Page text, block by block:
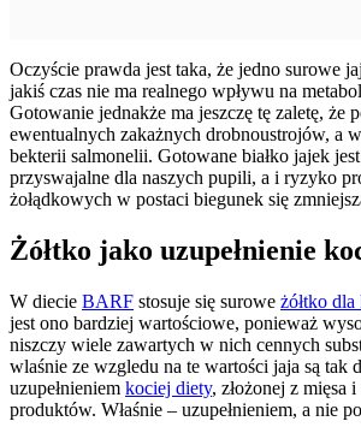
Oczyście prawda jest taka, że jedno surowe
jakiś czas nie ma realnego wpływu na
Gotowanie jednakże ma jeszczę tę zaletę, że
ewentualnych zakażnych drobnoustrojów, a
bekterii salmonelii. Gotowane białko jajek
przyswajalne dla naszych pupili, a i ryzyko
żołądkowych w postaci biegunek się
Żółtko jako uzupełnienie
W diecie BARF stosuje się surowe żółtko dla
jest ono bardziej wartościowe, ponieważ
niszczy wiele zawartych w nich cennych
wlaśnie ze wzgledu na te wartości jaja są tak
uzupełnieniem kociej diety, złożonej z mięsa
produktów. Właśnie – uzupełnieniem, a nie